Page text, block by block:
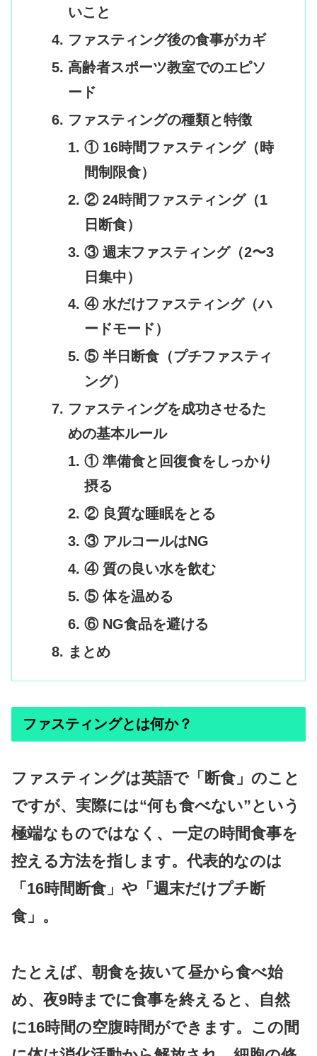
いこと
ファスティング後の食事がカギ
高齢者スポーツ教室でのエピソ
ード
ファスティングの種類と特徴
① 16時間ファスティング（時
間制限食）
② 24時間ファスティング（1
日断食）
③ 週末ファスティング（2〜3
日集中）
④ 水だけファスティング（ハ
ードモード）
⑤ 半日断食（プチファスティ
ング）
ファスティングを成功させるた
めの基本ルール
① 準備食と回復食をしっかり
摂る
② 良質な睡眠をとる
③ アルコールはNG
④ 質の良い水を飲む
⑤ 体を温める
⑥ NG食品を避ける
まとめ
ファスティングとは何か？
ファスティングは英語で「断食」のこと
ですが、実際には“何も食べない”という
極端なものではなく、一定の時間食事を
控える方法を指します。代表的なのは
「16時間断食」や「週末だけプチ断
食」。
たとえば、朝食を抜いて昼から食べ始
め、夜9時までに食事を終えると、自然
に16時間の空腹時間ができます。この間